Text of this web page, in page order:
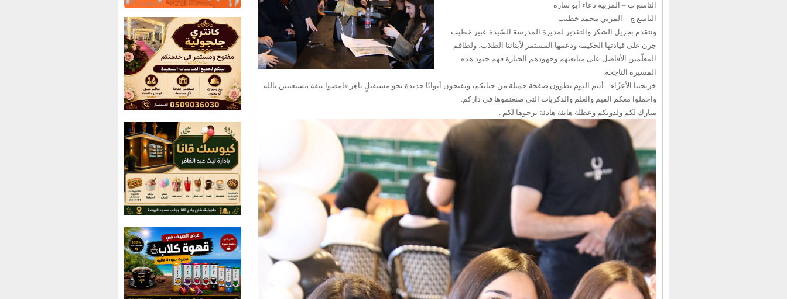
التاسع ب – المربية دعاء أبو سارة
التاسع ج – المربي محمد خطيب
ونتقدم بجزيل الشكر والتقدير لمديرة المدرسة السّيدة عبير خطيب
جرن على قيادتها الحكيمة ودعمها المستمر لأبنائنا الطلاب، ولطاقم
المعلّمين الأفاضل على متابعتهم وجهودهم الجبارة فهم جنود هذه
المسيرة الناجحة.
خريجينا الأعزّاء... أنتم اليوم تطوون صفحة جميلة من حياتكم، وتفتحون أبوابًا جديدة نحو مستقبلٍ باهر فامضوا بثقة مستعينين بالله
واحملوا معكم القيم والعلم والذكريات التي صنعتموها في داركم.
مبارك لكم ولذويكم وعطلة هانئة هادئة نرجوها لكم .